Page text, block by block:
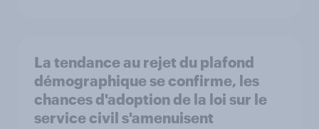
La tendance au rejet du plafond
démographique se confirme, les
chances d'adoption de la loi sur le
service civil s'amenuisent